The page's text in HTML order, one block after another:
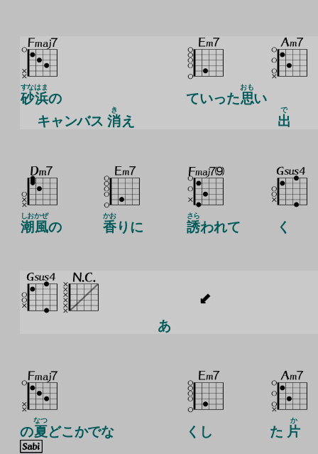
砂
すな
浜
はま
の
キャンバス 消
き
え
ていった思
おも
い
出
で
潮
しお
風
かぜ
の 香
かお
りに 誘
さら
われて く
あ
の夏
なつ
どこかでな くし た 片
か